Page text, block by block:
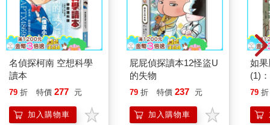
(未完待續)
名偵探柯南 空想科學
讀本
79 折 特價 277 元
加入購物車
屁屁偵探讀本12怪盜U
的失物
79 折 特價 237 元
加入購物車
如
(1)
漫
79 折